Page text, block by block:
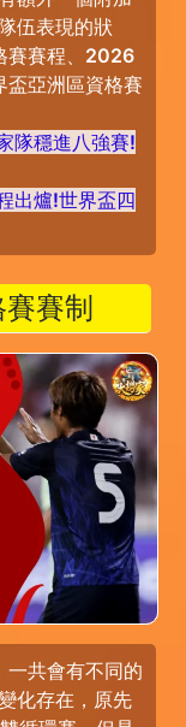
伍表現的狀
賽賽程、2026
亞洲區資格賽
隊穩進八強賽!
出爐!世界盃四
賽制
共會有不同的
化存在，原先